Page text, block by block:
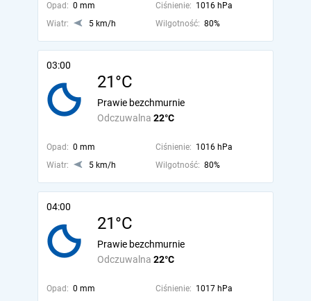
Opad: 0 mm Ciśnienie: 1016 hPa
Wiatr:
5 km/h Wilgotność: 80%
03:00
21°C
Odczuwalna 22°C
Prawie bezchmurnie
Opad: 0 mm Ciśnienie: 1016 hPa
Wiatr:
5 km/h Wilgotność: 80%
04:00
21°C
Odczuwalna 22°C
Prawie bezchmurnie
Opad: 0 mm Ciśnienie: 1017 hPa